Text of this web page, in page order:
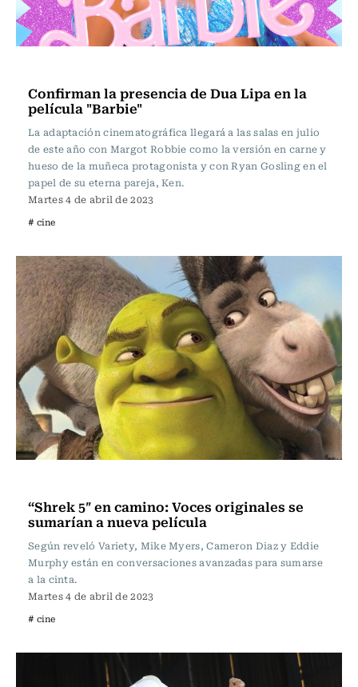
Confirman la presencia de Dua Lipa en la
película "Barbie"
La adaptación cinematográfica llegará a las salas en julio
de este año con Margot Robbie como la versión en carne y
hueso de la muñeca protagonista y con Ryan Gosling en el
papel de su eterna pareja, Ken.
Martes 4 de abril de 2023
# cine
“Shrek 5″ en camino: Voces originales se
sumarían a nueva película
Según reveló Variety, Mike Myers, Cameron Diaz y Eddie
Murphy están en conversaciones avanzadas para sumarse
a la cinta.
Martes 4 de abril de 2023
# cine